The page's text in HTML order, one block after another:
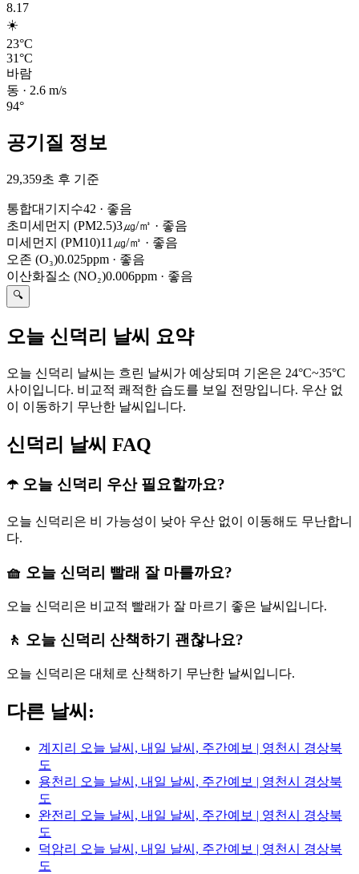
8.17
☀️
23°C
31°C
바람
동 · 2.6 m/s
94°
공기질 정보
29,359초 후 기준
통합대기지수42 · 좋음
초미세먼지 (PM2.5)3㎍/㎥ · 좋음
미세먼지 (PM10)11㎍/㎥ · 좋음
오존 (O₃)0.025ppm · 좋음
이산화질소 (NO₂)0.006ppm · 좋음
🔍
오늘 신덕리 날씨 요약
오늘 신덕리 날씨는 흐린 날씨가 예상되며 기온은 24°C~35°C
사이입니다. 비교적 쾌적한 습도를 보일 전망입니다. 우산 없
이 이동하기 무난한 날씨입니다.
신덕리 날씨 FAQ
☂️ 오늘 신덕리 우산 필요할까요?
오늘 신덕리은 비 가능성이 낮아 우산 없이 이동해도 무난합니
다.
🧺 오늘 신덕리 빨래 잘 마를까요?
오늘 신덕리은 비교적 빨래가 잘 마르기 좋은 날씨입니다.
🚶 오늘 신덕리 산책하기 괜찮나요?
오늘 신덕리은 대체로 산책하기 무난한 날씨입니다.
다른 날씨:
계지리 오늘 날씨, 내일 날씨, 주간예보 | 영천시 경상북
도
용천리 오늘 날씨, 내일 날씨, 주간예보 | 영천시 경상북
도
완전리 오늘 날씨, 내일 날씨, 주간예보 | 영천시 경상북
도
덕암리 오늘 날씨, 내일 날씨, 주간예보 | 영천시 경상북
도